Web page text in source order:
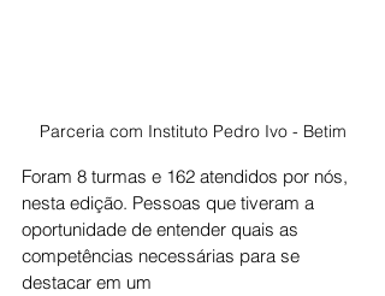
Parceria com Instituto Pedro Ivo - Betim
Foram 8 turmas e 162 atendidos por nós,
nesta edição. Pessoas que tiveram a
oportunidade de entender quais as
competências necessárias para se
destacar em um